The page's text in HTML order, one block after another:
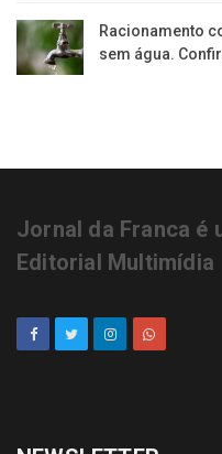
Racionamento
sem água.
Jornal da Franca é
Editorial Multimídia